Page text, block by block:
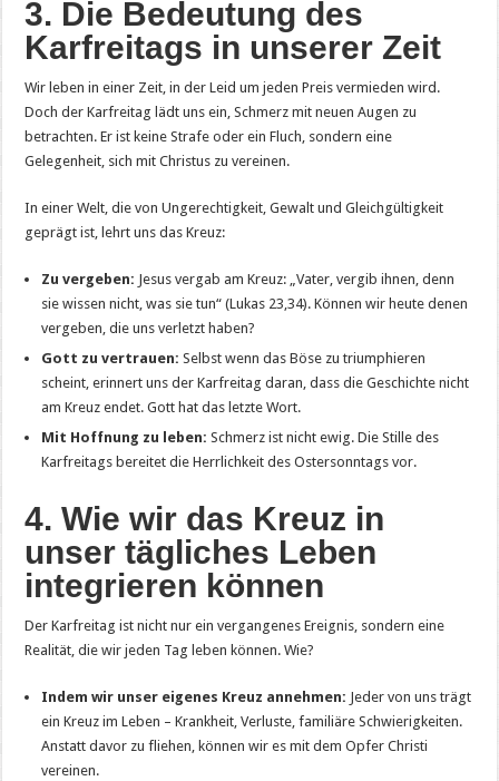
3. Die Bedeutung des
Karfreitags in unserer Zeit
Wir leben in einer Zeit, in der Leid um jeden Preis vermieden wird.
Doch der Karfreitag lädt uns ein, Schmerz mit neuen Augen zu
betrachten. Er ist keine Strafe oder ein Fluch, sondern eine
Gelegenheit, sich mit Christus zu vereinen.
In einer Welt, die von Ungerechtigkeit, Gewalt und Gleichgültigkeit
geprägt ist, lehrt uns das Kreuz:
Zu vergeben: Jesus vergab am Kreuz: „Vater, vergib ihnen, denn
sie wissen nicht, was sie tun“ (Lukas 23,34). Können wir heute denen
vergeben, die uns verletzt haben?
Gott zu vertrauen: Selbst wenn das Böse zu triumphieren
scheint, erinnert uns der Karfreitag daran, dass die Geschichte nicht
am Kreuz endet. Gott hat das letzte Wort.
Mit Hoffnung zu leben: Schmerz ist nicht ewig. Die Stille des
Karfreitags bereitet die Herrlichkeit des Ostersonntags vor.
4. Wie wir das Kreuz in
unser tägliches Leben
integrieren können
Der Karfreitag ist nicht nur ein vergangenes Ereignis, sondern eine
Realität, die wir jeden Tag leben können. Wie?
Indem wir unser eigenes Kreuz annehmen: Jeder von uns trägt
ein Kreuz im Leben – Krankheit, Verluste, familiäre Schwierigkeiten.
Anstatt davor zu fliehen, können wir es mit dem Opfer Christi
vereinen.